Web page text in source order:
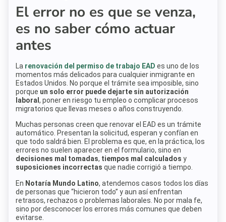
El error no es que se venza,
es no saber cómo actuar
antes
La renovación del permiso de trabajo EAD es uno de los
momentos más delicados para cualquier inmigrante en
Estados Unidos. No porque el trámite sea imposible, sino
porque un solo error puede dejarte sin autorización
laboral , poner en riesgo tu empleo o complicar procesos
migratorios que llevas meses o años construyendo.
Muchas personas creen que renovar el EAD es un trámite
automático. Presentan la solicitud, esperan y confían en
que todo saldrá bien. El problema es que, en la práctica, los
errores no suelen aparecer en el formulario, sino en
decisiones mal tomadas, tiempos mal calculados y
suposiciones incorrectas que nadie corrigió a tiempo.
En Notaría Mundo Latino, atendemos casos todos los días
de personas que “hicieron todo” y aun así enfrentan
retrasos, rechazos o problemas laborales. No por mala fe,
sino por desconocer los errores más comunes que deben
evitarse.